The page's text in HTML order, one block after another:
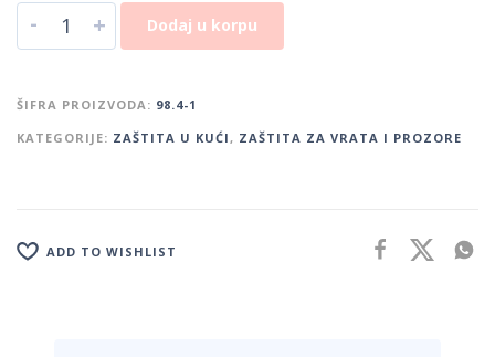
- + Dodaj u korpu
ŠIFRA PROIZVODA: 98.4-1
KATEGORIJE: ZAŠTITA U KUĆI, ZAŠTITA ZA VRATA I PROZORE
ADD TO WISHLIST